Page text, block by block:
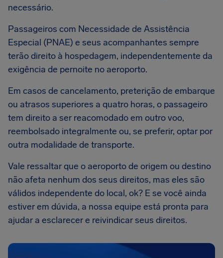
necessário.
Passageiros com Necessidade de Assistência
Especial (PNAE) e seus acompanhantes sempre
terão direito à hospedagem, independentemente da
exigência de pernoite no aeroporto.
Em casos de cancelamento, preterição de embarque
ou atrasos superiores a quatro horas, o passageiro
tem direito a ser reacomodado em outro voo,
reembolsado integralmente ou, se preferir, optar por
outra modalidade de transporte.
Vale ressaltar que o aeroporto de origem ou destino
não afeta nenhum dos seus direitos, mas eles são
válidos independente do local, ok? E se você ainda
estiver em dúvida, a nossa equipe está pronta para
ajudar a esclarecer e reivindicar seus direitos.